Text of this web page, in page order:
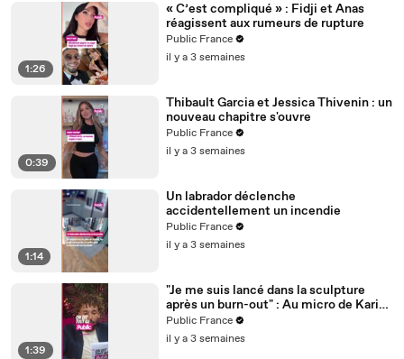
1:26
« C’est compliqué » : Fidji et Anas
réagissent aux rumeurs de rupture
Public France
il y a 3 semaines
0:39
Thibault Garcia et Jessica Thivenin : un
nouveau chapitre s'ouvre
Public France
il y a 3 semaines
1:14
Un labrador déclenche
accidentellement un incendie
Public France
il y a 3 semaines
1:39
"Je me suis lancé dans la sculpture
après un burn-out" : Au micro de Karim
Sebbouh, Richard Orlinski dit tout au
Public
Public France
il y a 3 semaines